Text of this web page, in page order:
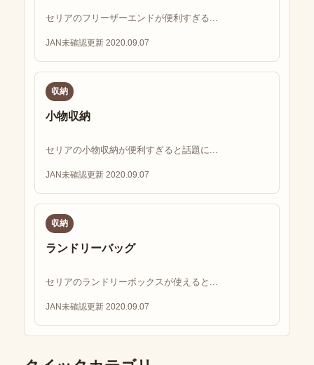
セリアのフリーザーエンドが便利すぎる...
JAN未確認更新 2020.09.07
収納
小物収納
セリアの小物収納が便利すぎると話題に...
JAN未確認更新 2020.09.07
収納
ランドリーバッグ
セリアのランドリーボックスが使えると...
JAN未確認更新 2020.09.07